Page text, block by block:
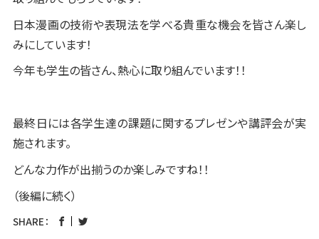
日本漫画の技術や表現法を学べる貴重な機会を皆さん楽し
みにしています！
今年も学生の皆さん、熱心に取り組んでいます！！
最終日には各学生達の課題に関するプレゼンや講評会が実
施されます。
どんな力作が出揃うのか楽しみですね！！
（後編に続く）
SHARE：